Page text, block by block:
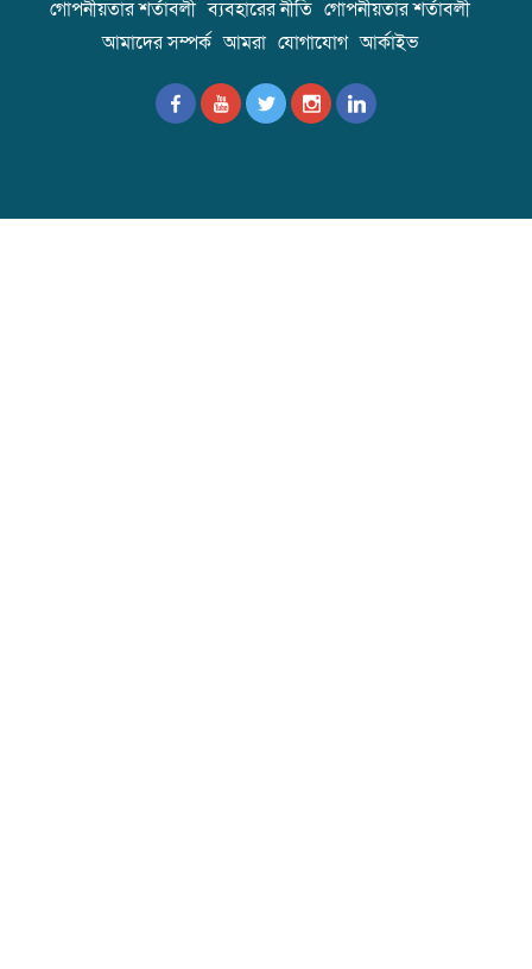
গোপনীয়তার শর্তাবলী ব্যবহারের নীতি গোপনীয়তার শর্তাবলী
আমাদের সম্পর্ক আমরা যোগাযোগ আর্কাইভ